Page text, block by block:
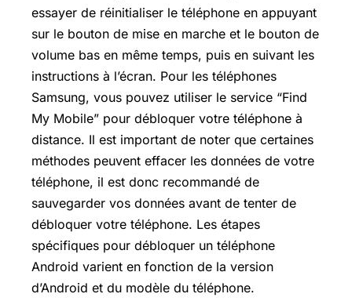
essayer de réinitialiser le téléphone en appuyant
sur le bouton de mise en marche et le bouton de
volume bas en même temps, puis en suivant les
instructions à l’écran. Pour les téléphones
Samsung, vous pouvez utiliser le service “Find
My Mobile” pour débloquer votre téléphone à
distance. Il est important de noter que certaines
méthodes peuvent effacer les données de votre
téléphone, il est donc recommandé de
sauvegarder vos données avant de tenter de
débloquer votre téléphone. Les étapes
spécifiques pour débloquer un téléphone
Android varient en fonction de la version
d’Android et du modèle du téléphone.